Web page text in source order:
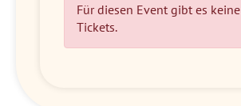
Für diesen Event gibt es keine
Tickets.